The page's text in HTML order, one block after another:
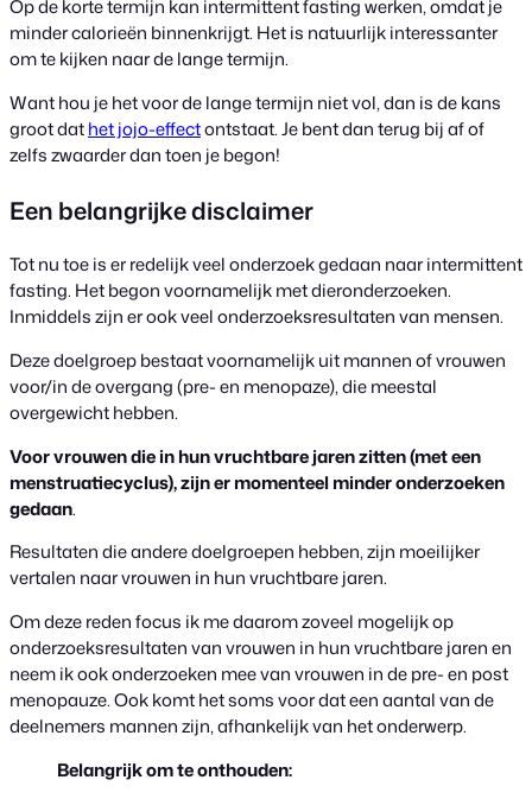
Op de korte termijn kan intermittent fasting werken, omdat je
minder calorieën binnenkrijgt. Het is natuurlijk interessanter
om te kijken naar de lange termijn.
Want hou je het voor de lange termijn niet vol, dan is de kans
groot dathet jojo-effectontstaat. Je bent dan terug bij af of
zelfs zwaarder dan toen je begon!
Een belangrijke disclaimer
Tot nu toe is er redelijk veel onderzoek gedaan naar intermittent
fasting. Het begon voornamelijk met dieronderzoeken.
Inmiddels zijn er ook veel onderzoeksresultaten van mensen.
Deze doelgroep bestaat voornamelijk uit mannen of vrouwen
voor/in de overgang (pre- en menopaze), die meestal
overgewicht hebben.
Voor vrouwen die in hun vruchtbare jaren zitten (met een
menstruatiecyclus), zijn er momenteel minder onderzoeken
gedaan.
Resultaten die andere doelgroepen hebben, zijn moeilijker
vertalen naar vrouwen in hun vruchtbare jaren.
Om deze reden focus ik me daarom zoveel mogelijk op
onderzoeksresultaten van vrouwen in hun vruchtbare jaren en
neem ik ook onderzoeken mee van vrouwen in de pre- en post
menopauze. Ook komt het soms voor dat een aantal van de
deelnemers mannen zijn, afhankelijk van het onderwerp.
Belangrijk om te onthouden: